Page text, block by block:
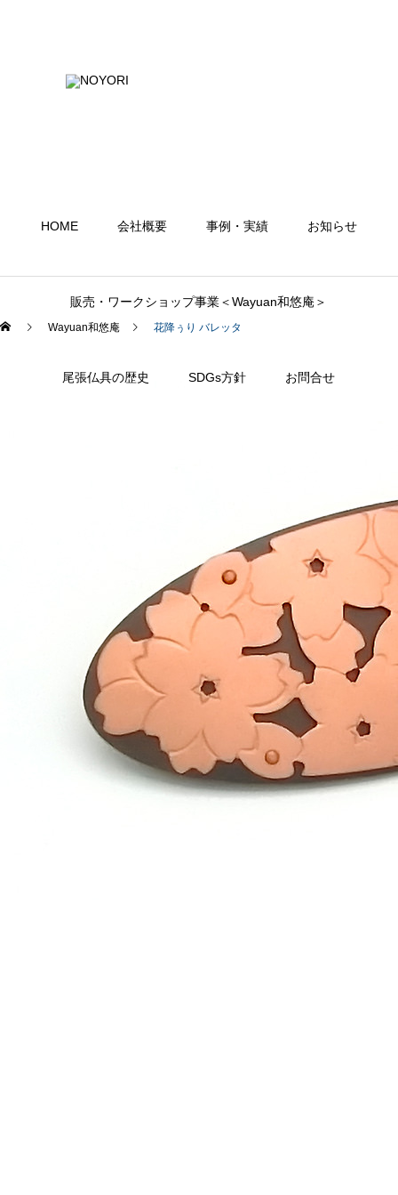
HOME 会社概要 事例・実績 お知らせ
販売・ワークショップ事業＜Wayuan和悠庵＞
尾張仏具の歴史 SDGs方針 お問合せ
Wayuan和悠庵 花降ぅり バレッタ